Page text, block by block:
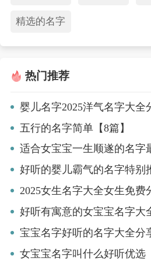
精选的名字
热门推荐
婴儿名字2025洋气名字大全分
五行的名字简单【8篇】
适合女宝宝一生顺遂的名字最新
好听的婴儿霸气的名字特别推
2025女生名字大全女生免费分
好听有寓意的女宝宝名字大全最
宝宝名字好听的名字大全分
女宝宝名字叫什么好听优选